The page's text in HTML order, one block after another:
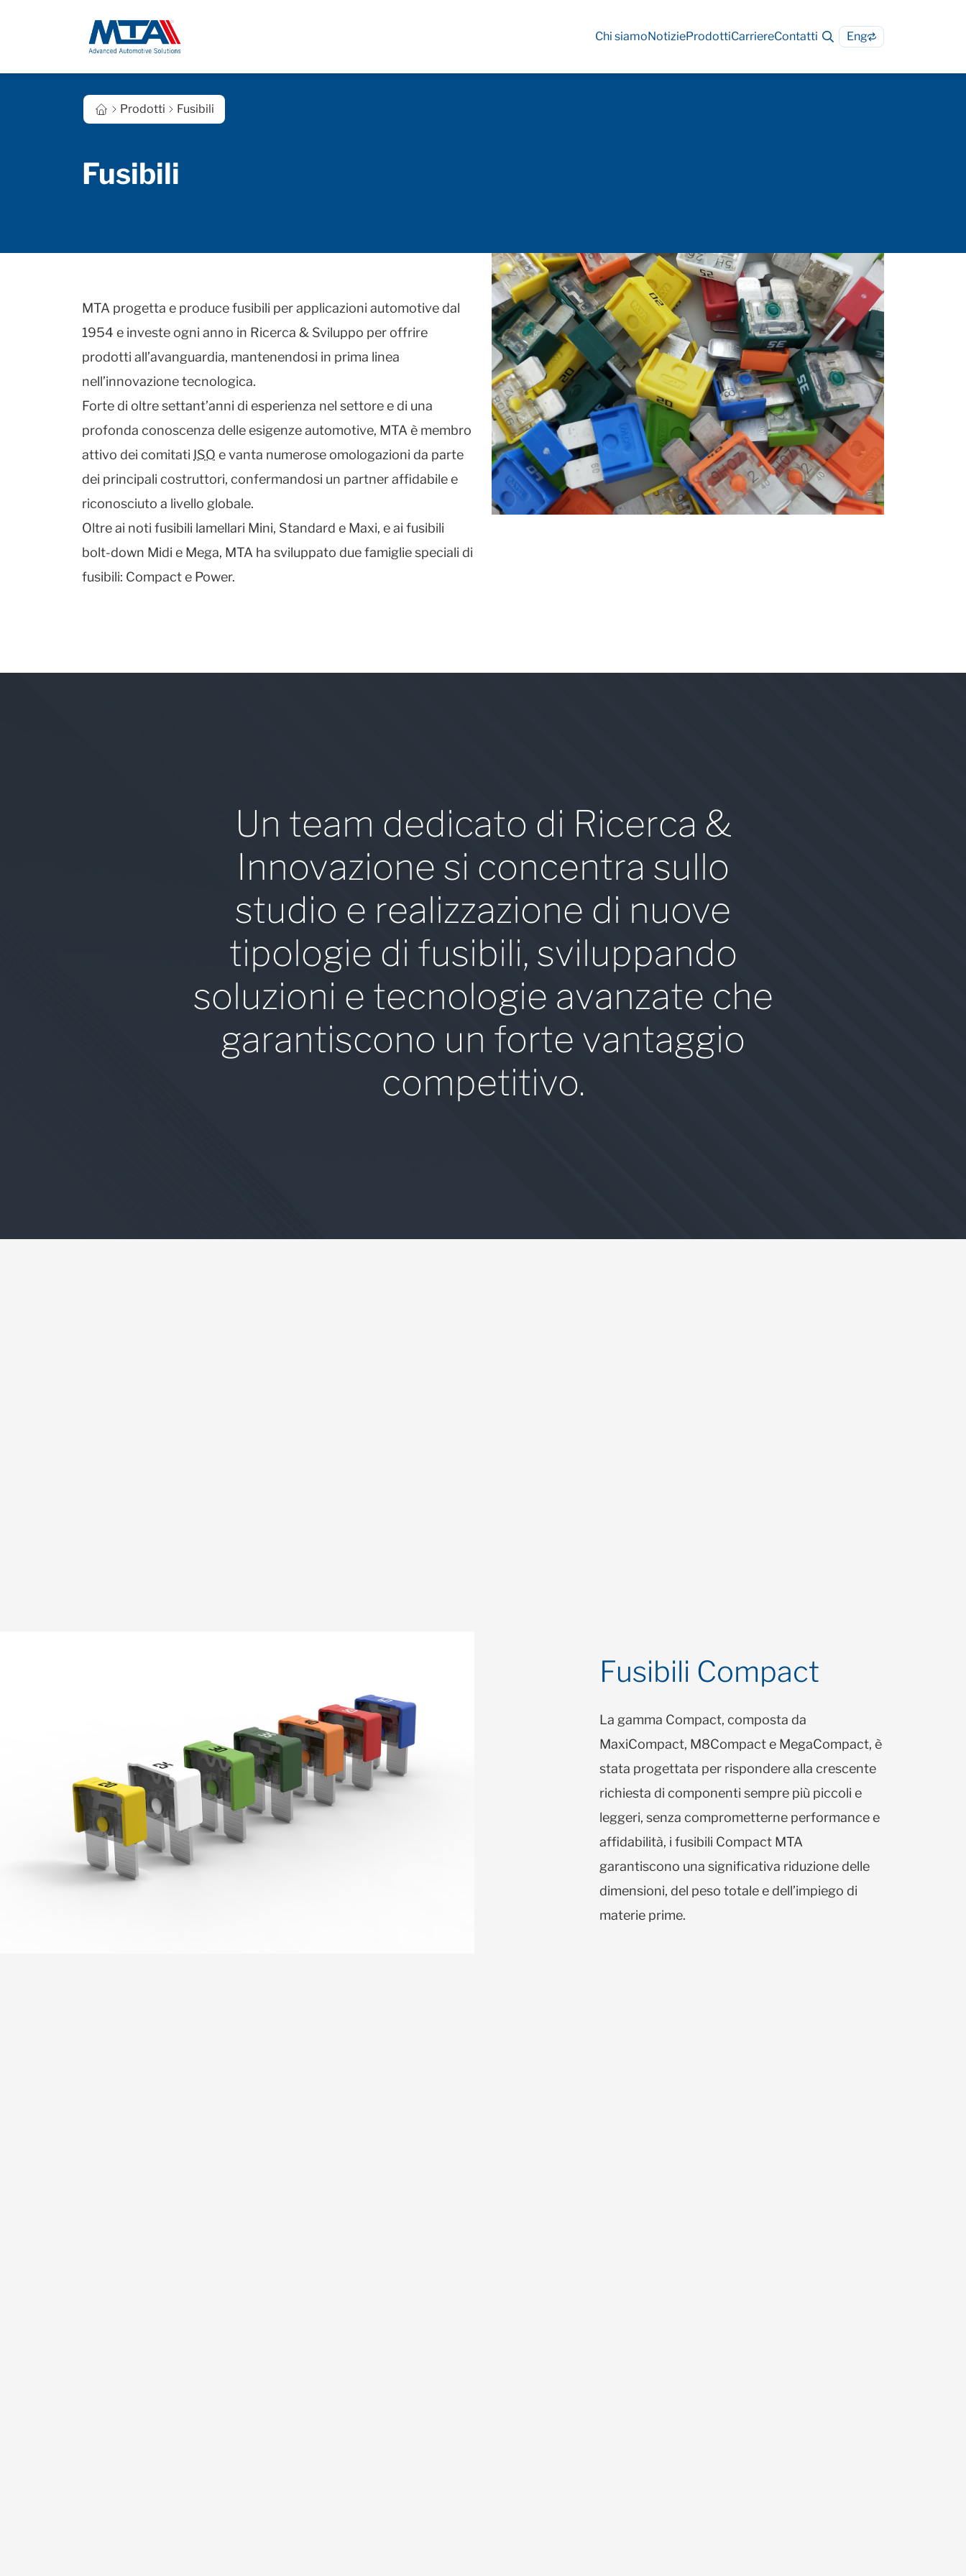
Chi siamoNotizieProdottiCarriereContatti Eng
Prodotti Fusibili
Fusibili
MTA progetta e produce fusibili per applicazioni automotive dal
1954 e investe ogni anno in Ricerca & Sviluppo per offrire
prodotti all’avanguardia, mantenendosi in prima linea
nell’innovazione tecnologica.
Forte di oltre settant’anni di esperienza nel settore e di una
profonda conoscenza delle esigenze automotive, MTA è membro
attivo dei comitati ISO e vanta numerose omologazioni da parte
dei principali costruttori, confermandosi un partner affidabile e
riconosciuto a livello globale.
Oltre ai noti fusibili lamellari Mini, Standard e Maxi, e ai fusibili
bolt‑down Midi e Mega, MTA ha sviluppato due famiglie speciali di
fusibili: Compact e Power.
Un team dedicato di Ricerca &
Innovazione si concentra sullo
studio e realizzazione di nuove
tipologie di fusibili, sviluppando
soluzioni e tecnologie avanzate che
garantiscono un forte vantaggio
competitivo.
Fusibili Compact
La gamma Compact, composta da
MaxiCompact, M8Compact e MegaCompact, è
stata progettata per rispondere alla crescente
richiesta di componenti sempre più piccoli e
leggeri, senza comprometterne performance e
affidabilità, i fusibili Compact MTA
garantiscono una significativa riduzione delle
dimensioni, del peso totale e dell’impiego di
materie prime.